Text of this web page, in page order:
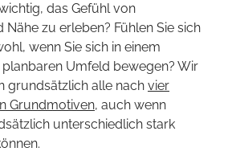
das Gefühl von
zu erleben? Fühlen Sie sich
wenn Sie sich in einem
Umfeld bewegen? Wir
grundsätzlich alle nach vier
Grundmotiven, auch wenn
unterschiedlich stark